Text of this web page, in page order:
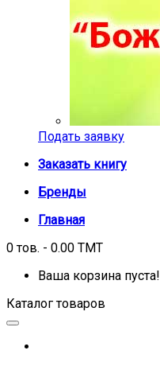
Подать заявку
Заказать книгу
Бренды
Главная
0 тов. - 0.00 TMT
Ваша корзина пуста!
Каталог товаров